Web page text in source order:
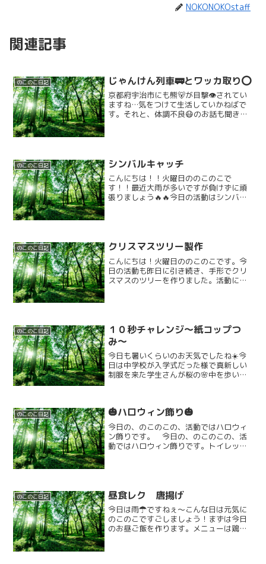
NOKONOKOstaff
関連記事
のこのこ日記 じゃんけん列車🚃とワッカ取り⭕️
京都府宇治市にも熊🐻が目撃👁️されてい
ますね…気をつけて生活していかねばで
す。それと、体調不良😷のお話も聞きま
のこのこ日記 シンバルキャッチ
こんにちは！！火曜日ののこのこで
す！！最近大雨が多いですが負けずに頑
張りましょう🔥🔥今日の活動はシンバル
のこのこ日記 クリスマスツリー製作
こんにちは！火曜日ののこのこです。今
日の活動も昨日に引き続き、手形でクリ
スマスのツリーを作りました。活動に入
のこのこ日記
１０秒チャレンジ〜紙コップつ
み〜
今日も暑いくらいのお天気でしたね☀️今
日は中学校が入学式だった様で真新しい
制服を来た学生さんが桜の🌸中を歩いて
にいくつ積めるか挑戦で...
のこのこ日記 🎃ハロウィン飾り🎃
今日の、のこのこの、活動ではハロウィ
ン飾りです。 今日の、のこのこの、活
動ではハロウィン飾りです。トイレット
のこのこ日記 昼食レク 唐揚げ
今日は雨☂ですねぇ〜こんな日は元気に
のこのこですごしましょう！まずは今日
のお昼ご飯を作ります。メニューは鶏の